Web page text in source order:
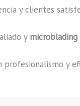
y clientes
y microblading
y